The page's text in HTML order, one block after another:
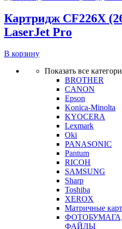
Картридж CF226X
LaserJet Pro
В корзину
Показать все
BROTHER
CANON
Epson
Konica-Minolta
KYOCERA
Lexmark
Oki
PANASONIC
Pantum
RICOH
SAMSUNG
Sharp
Toshiba
XEROX
Матричные
ФАЙЛЫ